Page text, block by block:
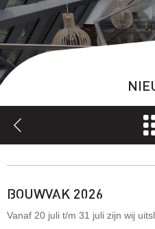
BOUWVAK 2026
Vanaf 20 juli t/m 31 juli zijn wij